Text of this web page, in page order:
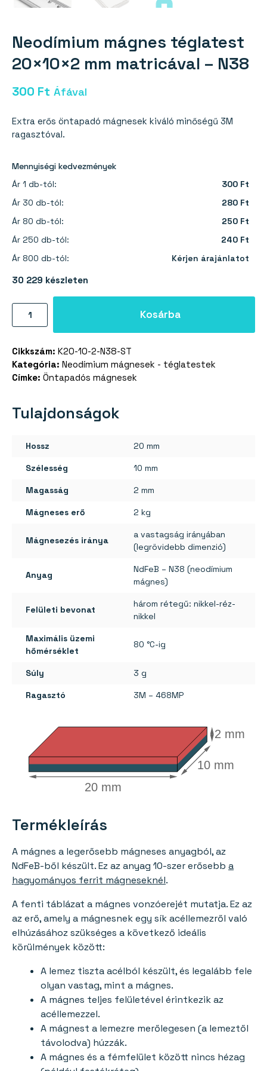
Neodímium mágnes téglatest
20×10×2 mm matricával – N38
300 Ft Áfával
Extra erős öntapadó mágnesek kiváló minőségű 3M
ragasztóval.
Mennyiségi kedvezmények
Ár 1 db-tól:
300 Ft
Ár 30 db-tól:
280 Ft
Ár 80 db-tól:
250 Ft
Ár 250 db-tól:
240 Ft
Ár 800 db-tól:
Kérjen árajánlatot
30 229 készleten
Neodímium
mágnes
20×10×2
mm
matricával
N38
mennyiség
Kosárba
Cikkszám: K20-10-2-N38-ST
Kategória: Neodímium mágnesek - téglatestek
Címke: Öntapadós mágnesek
Tulajdonságok
Hossz 20 mm
Szélesség 10 mm
Magasság 2 mm
Mágneses erő 2 kg
Mágnesezés iránya
a vastagság irányában
(legrövidebb dimenzió)
Anyag
NdFeB – N38 (neodímium
mágnes)
Felületi bevonat
három rétegű: nikkel-réz-
nikkel
Maximális üzemi
hőmérséklet
80 °C-ig
Súly 3 g
Ragasztó 3M – 468MP
2 mm
20 mm
10 mm
Termékleírás
A mágnes a legerősebb mágneses anyagból, az
NdFeB-ből készült. Ez az anyag 10-szer erősebb a
hagyományos ferrit mágneseknél.
A fenti táblázat a mágnes vonzóerejét mutatja. Ez az
az erő, amely a mágnesnek egy sík acéllemezről való
elhúzásához szükséges a következő ideális
körülmények között:
A lemez tiszta acélból készült, és legalább fele
olyan vastag, mint a mágnes.
A mágnes teljes felületével érintkezik az
acéllemezzel.
A mágnest a lemezre merőlegesen (a lemeztől
távolodva) húzzák.
A mágnes és a fémfelület között nincs hézag